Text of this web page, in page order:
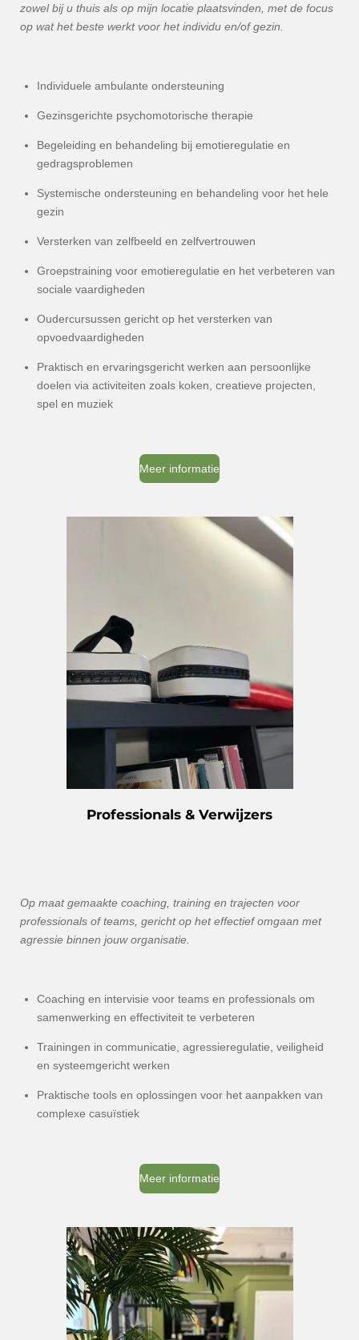
zowel bij u thuis als op mijn locatie plaatsvinden, met de focus
op wat het beste werkt voor het individu en/of gezin.
Individuele ambulante ondersteuning
Gezinsgerichte psychomotorische therapie
Begeleiding en behandeling bij emotieregulatie en
gedragsproblemen
Systemische ondersteuning en behandeling voor het hele
gezin
Versterken van zelfbeeld en zelfvertrouwen
Groepstraining voor emotieregulatie en het verbeteren van
sociale vaardigheden
Oudercursussen gericht op het versterken van
opvoedvaardigheden
Praktisch en ervaringsgericht werken aan persoonlijke
doelen via activiteiten zoals koken, creatieve projecten,
spel en muziek
Meer informatie
Professionals & Verwijzers
Op maat gemaakte coaching, training en trajecten voor
professionals of teams, gericht op het effectief omgaan met
agressie binnen jouw organisatie.
Coaching en intervisie voor teams en professionals om
samenwerking en effectiviteit te verbeteren
Trainingen in communicatie, agressieregulatie, veiligheid
en systeemgericht werken
Praktische tools en oplossingen voor het aanpakken van
complexe casuïstiek
Meer informatie